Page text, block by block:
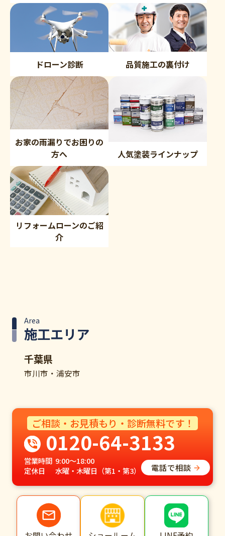
ドローン診断 品質施工の裏付け
お家の雨漏りでお困りの
方へ
人気塗装ラインナップ
リフォームローンのご紹
介
施工エリア
Area
千葉県
市川市・浦安市
ご相談・お見積もり・診断無料です！
0120-64-3133
営業時間 9:00～18:00
定休日
水曜・木曜日（第1・第3） 電話で相談